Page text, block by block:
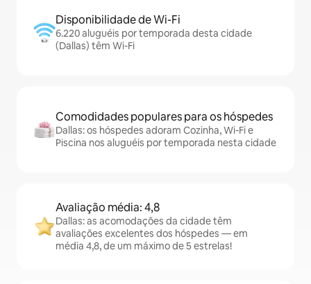
Disponibilidade de Wi-Fi
6.220 aluguéis por temporada desta cidade
(Dallas) têm Wi-Fi
Comodidades populares para os hóspedes
Dallas: os hóspedes adoram Cozinha, Wi-Fi e
Piscina nos aluguéis por temporada nesta cidade
Avaliação média: 4,8
Dallas: as acomodações da cidade têm
avaliações excelentes dos hóspedes — em
média 4,8, de um máximo de 5 estrelas!